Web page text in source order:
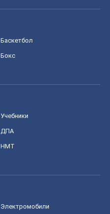
Баскетбол
Бокс
Учебники
ДПА
НМТ
Электромобили